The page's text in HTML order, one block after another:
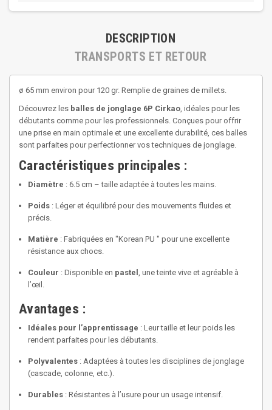
DESCRIPTION
TRANSPORTS ET RETOUR
ø 65 mm environ pour 120 gr. Remplie de graines de millets.
Découvrez les balles de jonglage 6P Cirkao, idéales pour les
débutants comme pour les professionnels. Conçues pour offrir
une prise en main optimale et une excellente durabilité, ces balles
sont parfaites pour perfectionner vos techniques de jonglage.
Caractéristiques principales :
Diamètre : 6.5 cm – taille adaptée à toutes les mains.
Poids : Léger et équilibré pour des mouvements fluides et
précis.
Matière : Fabriquées en "Korean PU " pour une excellente
résistance aux chocs.
Couleur : Disponible en pastel , une teinte vive et agréable à
l’œil.
Avantages :
Idéales pour l’apprentissage : Leur taille et leur poids les
rendent parfaites pour les débutants.
Polyvalentes : Adaptées à toutes les disciplines de jonglage
(cascade, colonne, etc.).
Durables : Résistantes à l’usure pour un usage intensif.